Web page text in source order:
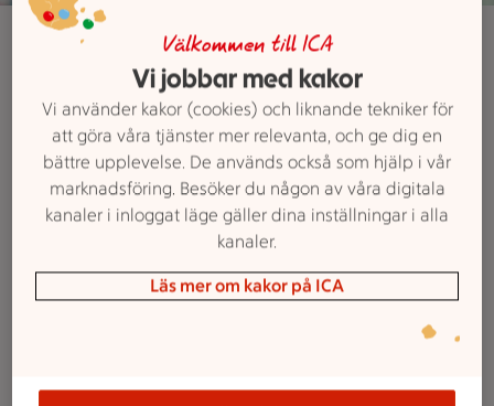
Du har rätt att
larma
Lagen ger dig rätt att larma om
missförhållanden utan att riskera
att råka illa ut. Du kan larma här på
webben helt anonymt. Gå in på vår
Välkommen till ICA
Vi jobbar med kakor
Vi använder kakor (cookies) och liknande tekniker för
att göra våra tjänster mer relevanta, och ge dig en
bättre upplevelse. De används också som hjälp i vår
marknadsföring. Besöker du någon av våra digitala
kanaler i inloggat läge gäller dina inställningar i alla
kanaler.
Läs mer om kakor på ICA